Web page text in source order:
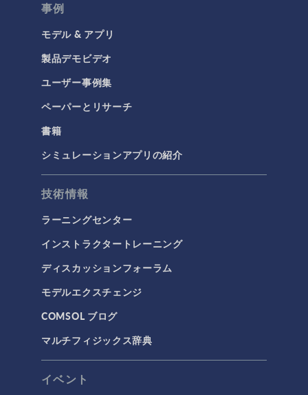
構造と音響
MEMSと圧電デバイス
材料モデル
構造ダイナミクス
音響と振動
マイクロフルイディクス
伝熱
分子流
多孔質材料流れ
流体流れの粒子追跡
計算流体力学（CFD）
電磁気学
プラズマ物理
事例
モデル & アプリ
製品デモビデオ
ユーザー事例集
ペーパーとリサーチ
書籍
シミュレーションアプリの紹介
技術情報
ラーニングセンター
インストラクタートレーニング
ディスカッションフォーラム
モデルエクスチェンジ
COMSOL ブログ
マルチフィジックス辞典
イベント